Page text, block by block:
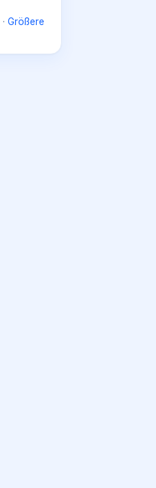
· Größere